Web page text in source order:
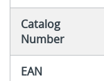
Catalog
Number
EAN